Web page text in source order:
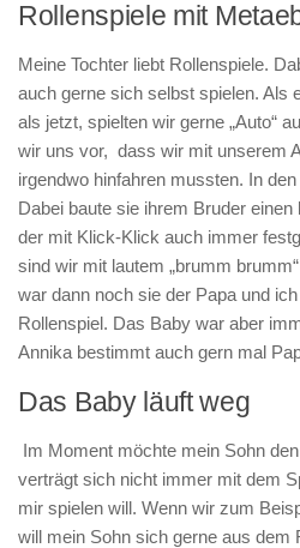
Rollenspiele mit
Meine Tochter liebt Rollenspiele.
auch gerne sich selbst spielen. Als
als jetzt, spielten wir gerne „Auto“
wir uns vor, dass wir mit unserem
irgendwo hinfahren mussten. In
Dabei baute sie ihrem Bruder
der mit Klick-Klick auch immer
sind wir mit lautem „brumm
war dann noch sie der Papa und
Rollenspiel. Das Baby war aber
Annika bestimmt auch gern mal
Das Baby läuft weg
Im Moment möchte mein Sohn
verträgt sich nicht immer mit dem
mir spielen will. Wenn wir zum
will mein Sohn sich gerne aus dem